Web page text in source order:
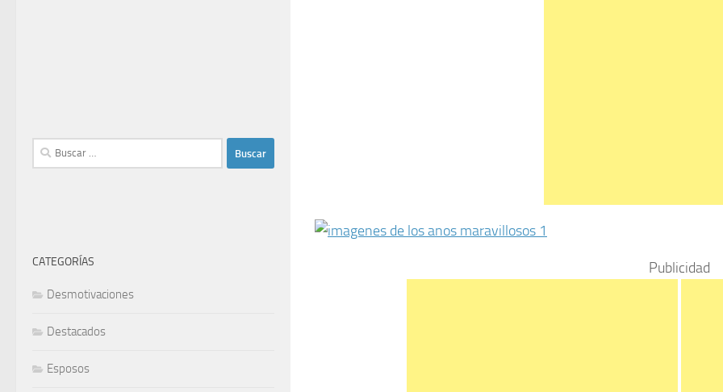
Publicidad
Buscar:
CATEGORÍAS
Desmotivaciones
Destacados
Esposos